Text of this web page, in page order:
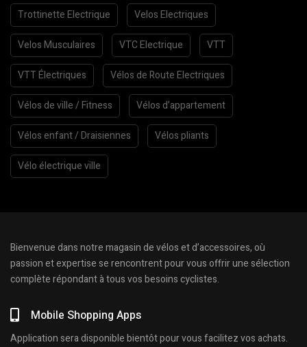
Trottinette Electrique Velos Electriques
Velos Musculaires VTC Electrique VTT
VTT Électriques Vélos de Route Electriques
Vélos de ville / Fitness Vélos d’appartement
Vélos enfant / Draisiennes Vélos pliants
Vélo électrique ville
Bienvenue dans notre magasin de vélos et d’accessoires, où
passion et expertise se rencontrent pour vous offrir une sélection
complète répondant à tous vos besoins cyclistes.
Mobile Shopping Apps
Application sera disponible bientôt pour vous facilitez vos achats.